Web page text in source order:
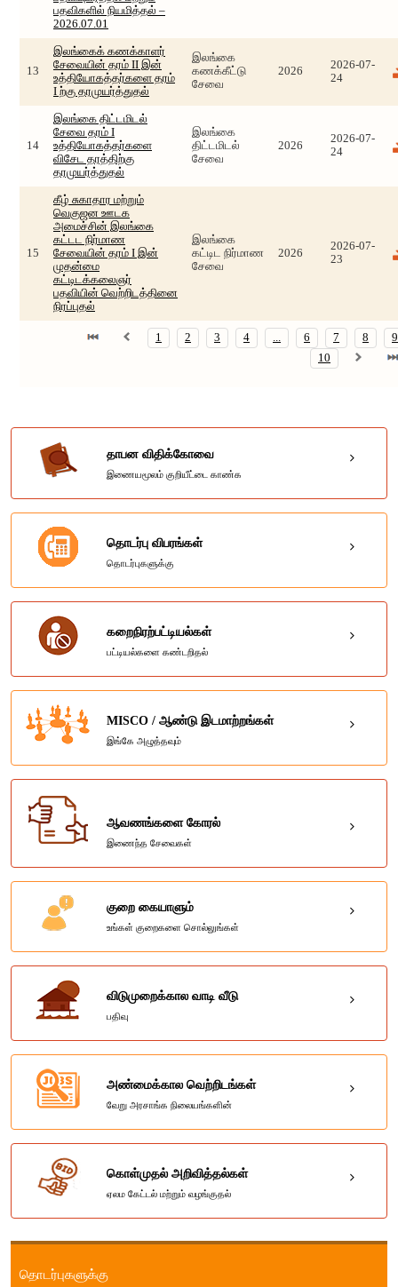
பதவிகளில் நியமித்தல் –
2026.07.01
13
இலங்கைக் கணக்காளர்
சேவையின் தரம் II இன்
உத்தியோகத்தர்களை தரம்
I ற்கு தரமுயர்த்துதல்
இலங்கை
கணக்கீட்டு
சேவை
2026
2026-07-
24
14
இலங்கை திட்டமிடல்
சேவை தரம் I
உத்தியோகத்தர்களை
விசேட தரத்திற்கு
தரமுயர்த்துதல்
இலங்கை
திட்டமிடல்
சேவை
2026
2026-07-
24
15
கீழ் சுகாதார மற்றும்
வெகுஜன ஊடக
அமைச்சின் இலங்கை
கட்டட நிர்மாண
சேவையின் தரம் I இன்
முதன்மை
கட்டிடக்கலைஞர்
பதவியின் வெற்றிடத்தினை
நிரப்புதல்
இலங்கை
கட்டிட நிர்மாண
சேவை
2026
2026-07-
23
1 2 3 4 ... 6 7 8
9
10
தாபன விதிக்கோவை
இணையமூலம் குறியீட்டை காண்க
தொடர்பு விபரங்கள்
தொடர்புகளுக்கு
கறைநிரற்பட்டியல்கள்
பட்டியல்களை கண்டறிதல்
MISCO / ஆண்டு இடமாற்றங்கள்
இங்கே அழுத்தவும்
ஆவணங்களை கோரல்
இணைந்த சேவைகள்
குறை கையாளும்
உங்கள் குறைகளை சொல்லுங்கள்
விடுமுறைக்கால வாடி வீடு
பதிவு
அண்மைக்கால வெற்றிடங்கள்
வேறு அரசாங்க நிலையங்களின்
கொள்முதல் அறிவித்தல்கள்
ஏலம கேட்டல் மற்றும் வழங்குதல்
தொடர்புகளுக்கு